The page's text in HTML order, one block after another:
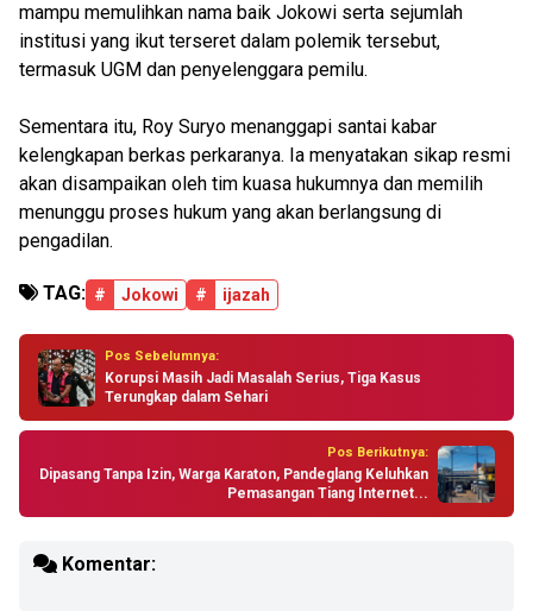
mampu memulihkan nama baik Jokowi serta sejumlah
institusi yang ikut terseret dalam polemik tersebut,
termasuk UGM dan penyelenggara pemilu.
Sementara itu, Roy Suryo menanggapi santai kabar
kelengkapan berkas perkaranya. Ia menyatakan sikap resmi
akan disampaikan oleh tim kuasa hukumnya dan memilih
menunggu proses hukum yang akan berlangsung di
pengadilan.
TAG: # Jokowi # ijazah
Pos Sebelumnya:
Korupsi Masih Jadi Masalah Serius, Tiga Kasus
Terungkap dalam Sehari
Pos Berikutnya:
Dipasang Tanpa Izin, Warga Karaton, Pandeglang Keluhkan
Pemasangan Tiang Internet...
Komentar: